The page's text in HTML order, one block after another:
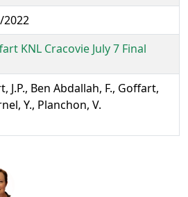
2022
KNL Cracovie July 7 Final
J.P., Ben Abdallah, F., Goffart,
Y., Planchon, V.